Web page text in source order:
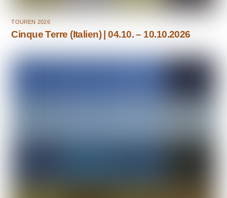
TOUREN 2026
Cinque Terre (Italien) | 04.10. – 10.10.2026